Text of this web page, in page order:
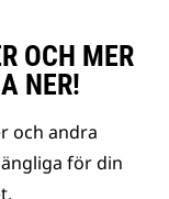
OCH MER
NER!
och andra
för din